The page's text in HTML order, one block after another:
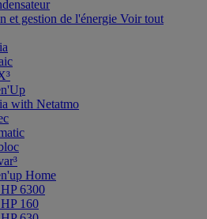
et gestion de l'énergie Voir tout
with Netatmo
Home
6300
160